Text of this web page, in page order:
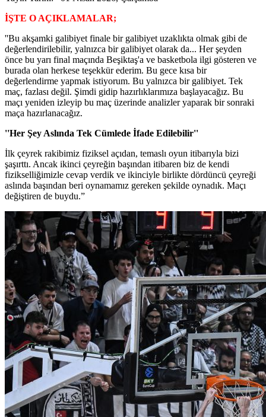
İŞTE O AÇIKLAMALAR;
''Bu akşamki galibiyet finale bir galibiyet uzaklıkta olmak gibi de
değerlendirilebilir, yalnızca bir galibiyet olarak da... Her şeyden
önce bu yarı final maçında Beşiktaş'a ve basketbola ilgi gösteren ve
burada olan herkese teşekkür ederim. Bu gece kısa bir
değerlendirme yapmak istiyorum. Bu yalnızca bir galibiyet. Tek
maç, fazlası değil. Şimdi gidip hazırlıklarımıza başlayacağız. Bu
maçı yeniden izleyip bu maç üzerinde analizler yaparak bir sonraki
maça hazırlanacağız.
''Her Şey Aslında Tek Cümlede İfade Edilebilir''
İlk çeyrek rakibimiz fiziksel açıdan, temaslı oyun itibarıyla bizi
şaşırttı. Ancak ikinci çeyreğin başından itibaren biz de kendi
fizikselliğimizle cevap verdik ve ikinciyle birlikte dördüncü çeyreği
aslında başından beri oynamamız gereken şekilde oynadık. Maçı
değiştiren de buydu.”